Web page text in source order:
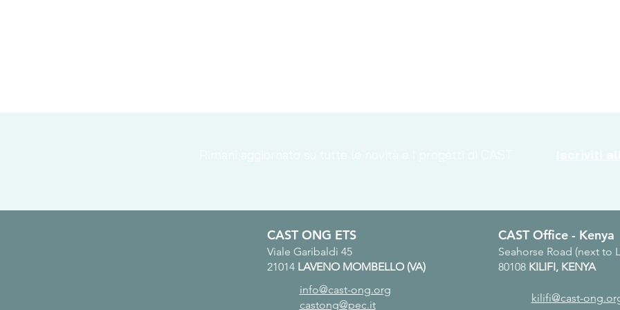
Opportunità di lavoro -
progetto BLU ECONOMY,
all'Agricultural Training
Center di Mtwapa
Il
CAST ONG ETS
Viale Garibaldi 45
21014 LAVENO MOMBELLO (VA)
info@cast-ong.org
castong@pec.it
CAST Office - Kenya
Seahorse Road (next to
80108 KILIFI, KENYA
kilifi@cast-